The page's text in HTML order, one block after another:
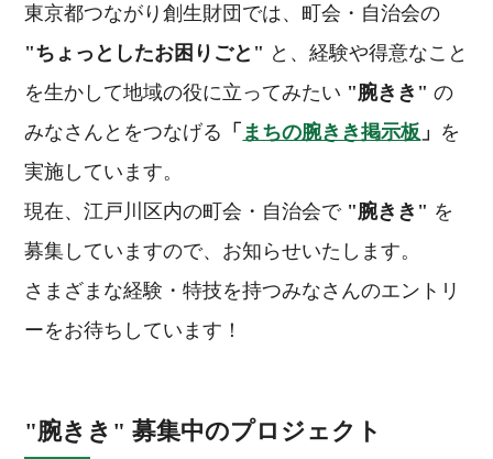
東京都つながり創生財団では、町会・自治会の
"ちょっとしたお困りごと" と、経験や得意なこと
を生かして地域の役に立ってみたい "腕きき" の
みなさんとをつなげる 「 まちの腕きき掲示板 」 を
実施しています。
現在、江戸川区内の町会・自治会で"腕きき" を
募集していますので、お知らせいたします。
さまざまな経験・特技を持つみなさんのエントリ
ーをお待ちしています！
"腕きき" 募集中のプロジェクト